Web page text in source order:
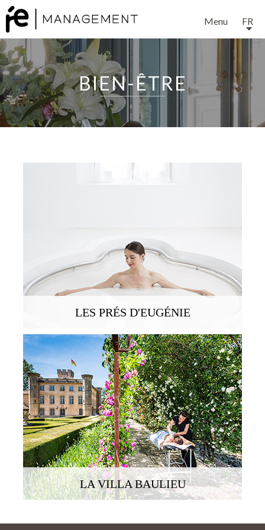
Menu FR
SERVICES
NOTRE ÉQUIPE
PROJETS ET RÉFÉRENCES
PRESSE FRANÇAISE
PRESSE INTERNATIONALE
CONTACT
BIEN-ÊTRE
LES PRÉS D'EUGÉNIE
LA VILLA BAULIEU